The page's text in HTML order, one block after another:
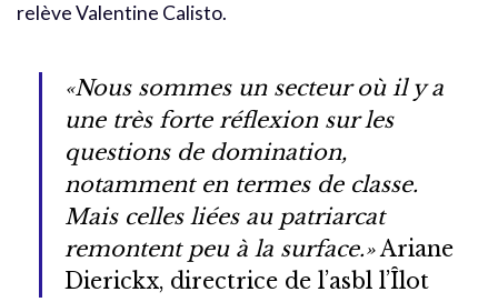
relève Valentine Calisto.
«Nous sommes un secteur où il y a
une très forte réflexion sur les
questions de domination,
notamment en termes de classe.
Mais celles liées au patriarcat
remontent peu à la surface.»Ariane
Dierickx, directrice de l’asbl l’Îlot